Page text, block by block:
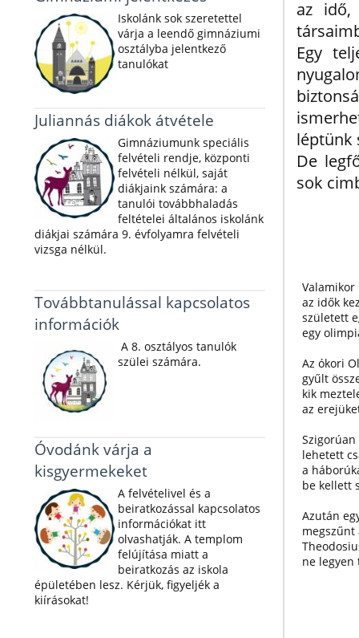
Iskolánk sok szeretettel
várja a leendő gimnáziumi
osztályba jelentkező
tanulókat
Juliannás diákok átvétele
Gimnáziumunk speciális
felvételi rendje, központi
felvételi nélkül, saját
diákjaink számára: a
tanulói továbbhaladás
feltételei általános iskolánk
diákjai számára 9. évfolyamra felvételi
vizsga nélkül.
Továbbtanulással kapcsolatos
információk
A 8. osztályos tanulók
szülei számára.
Óvodánk várja a
kisgyermekeket
A felvételivel és a
beiratkozással kapcsolatos
információkat itt
olvashatják. A templom
felújítása miatt a
beiratkozás az iskola
épületében lesz. Kérjük, figyeljék a
kiírásokat!
az idő,
Egy
léptünk
De
sok
Valamikor
az idők
született
egy
Az ókori
gyűlt
kik
az
lehetett
a
be kellett
Azután
megszűnt
ne